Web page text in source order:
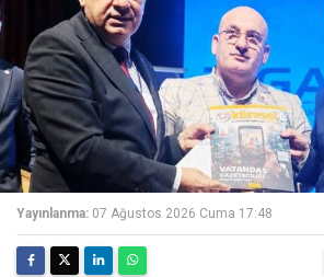
Yayınlanma: 07 Ağustos 2026 Cuma 17:48